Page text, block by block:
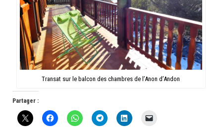
Transat sur le balcon des chambres de l’Anon d’Andon
Partager :